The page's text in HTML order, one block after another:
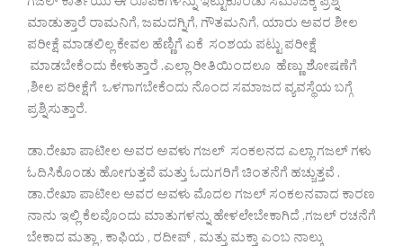
ಮಾಡುತ್ತಾರೆ ರಾಮನಿಗೆ, ಜಮದಗ್ನಿಗೆ, ಗೌತಮನಿಗೆ, ಯಾರು ಅವರ ಶೀಲ
ಪರೀಕ್ಷೆ ಮಾಡಲಿಲ್ಲ ಕೇವಲ ಹೆಣ್ಣಿಗೆ ಏಕೆ ಸಂಶಯ ಪಟ್ಟು ಪರೀಕ್ಷೆ
ಮಾಡಬೇಕೆಂದು ಕೇಳುತ್ತಾರೆ .ಎಲ್ಲಾ ರೀತಿಯಿಂದಲೂ ಹೆಣ್ಣು ಶೋಷಣೆಗೆ
,ಶೀಲ ಪರೀಕ್ಷೆಗೆ ಒಳಗಾಗಬೇಕೆಂದು ನೊಂದ ಸಮಾಜದ ವ್ಯವಸ್ಥೆಯ ಬಗ್ಗೆ
ಪ್ರಶ್ನಿಸುತ್ತಾರೆ.
ಡಾ.ರೇಖಾ ಪಾಟೀಲ ಅವರ ಅವಳು ಗಜಲ್ ಸಂಕಲನದ ಎಲ್ಲಾ ಗಜಲ್ ಗಳು
ಓದಿಸಿಕೊಂಡು ಹೋಗುತ್ತವೆ ಮತ್ತು ಓದುಗರಿಗೆ ಚಿಂತನೆಗೆ ಹಚ್ಚುತ್ತವೆ .
ಡಾ.‌ರೇಖಾ ಪಾಟೀಲ ಅವರ ಅವಳು ಮೊದಲ ಗಜಲ್ ಸಂಕಲನವಾದ ಕಾರಣ
ನಾನು ಇಲ್ಲಿ ಕೆಲವೊಂದು ಮಾತುಗಳನ್ನು ಹೇಳಲೇಬೇಕಾಗಿದೆ ,ಗಜಲ್ ರಚನೆಗೆ
ಬೇಕಾದ ಮತ್ಲಾ , ಕಾಫಿಯ , ರದೀಪ್ , ಮತ್ತು ಮಕ್ತಾ ಎಂಬ ನಾಲ್ಕು